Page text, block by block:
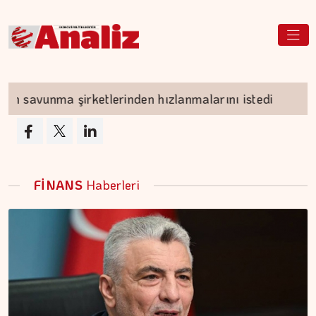
şirketlerinden hızlanmalarını istedi
FİNANSHaberleri